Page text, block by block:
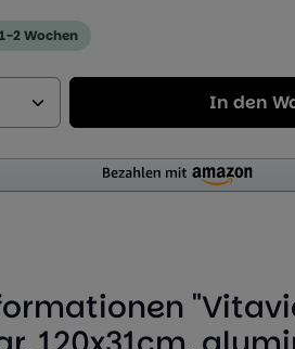
2 Wochen
Geben Sie den
In den